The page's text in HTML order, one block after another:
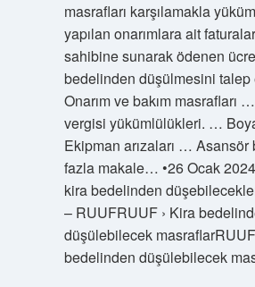
masrafları karşılamakla
yapılan onarımlara ait
sahibine sunarak ödenen
bedelinden düşülmesini
Onarım ve bakım masrafları
vergisi yükümlülükleri. …
Ekipman arızaları … Asansör
fazla makale… •26 Ocak
kira bedelinden
– RUUFRUUF › Kira
düşülebilecek
bedelinden düşülebilecek